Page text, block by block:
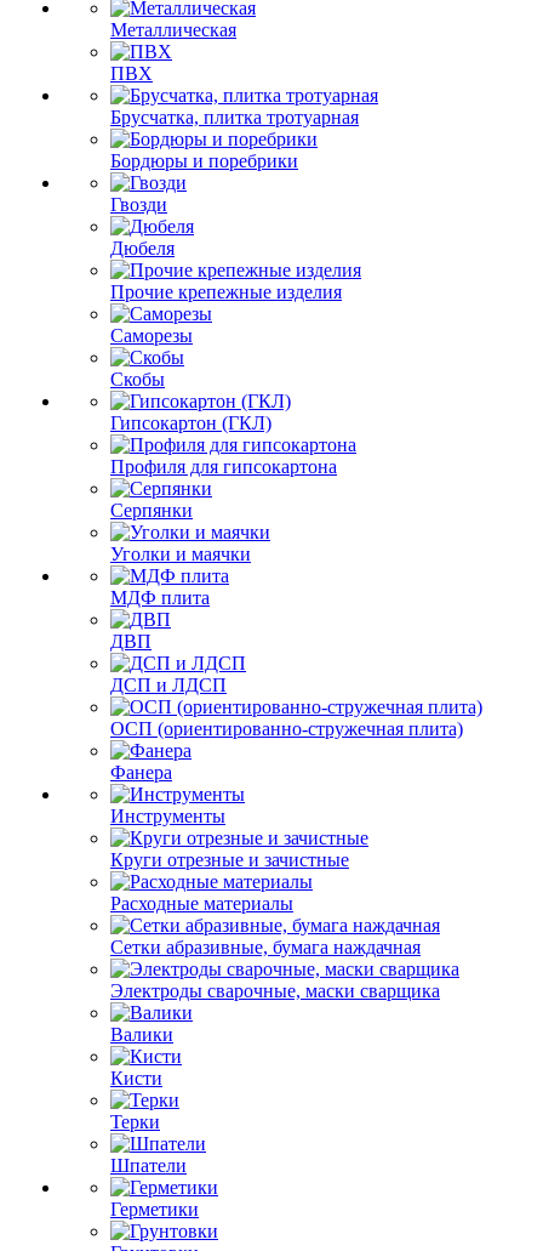
Металлическая
ПВХ
Брусчатка, плитка тротуарная
Бордюры и поребрики
Гвозди
Дюбеля
Прочие крепежные изделия
Саморезы
Скобы
Гипсокартон (ГКЛ)
Профиля для гипсокартона
Серпянки
Уголки и маячки
МДФ плита
ДВП
ДСП и ЛДСП
ОСП (ориентированно-стружечная плита)
Фанера
Инструменты
Круги отрезные и зачистные
Расходные материалы
Сетки абразивные, бумага наждачная
Электроды сварочные, маски сварщика
Валики
Кисти
Терки
Шпатели
Герметики